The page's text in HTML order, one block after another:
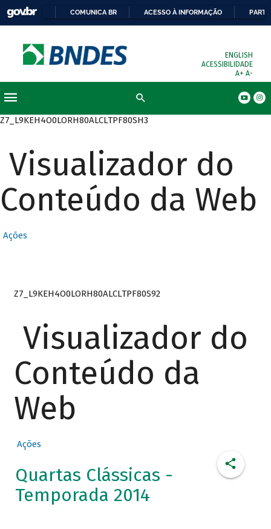
COMUNICA BR ACESSO À INFORMAÇÃO
ENGLISH
ACESSIBILIDADE
A+ A-
Z7_L9KEH4O0LORH80ALCLTPF80SH3
Visualizador do
Conteúdo da Web
Ações
Z7_L9KEH4O0LORH80ALCLTPF80S92
Visualizador do
Conteúdo da
Web
Ações
Quartas Clássicas -
Temporada 2014